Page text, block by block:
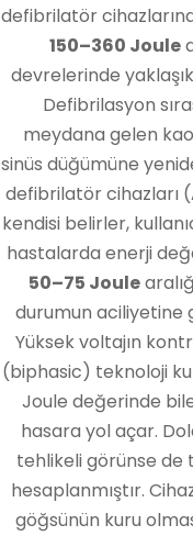
defibrilatör
150–360 Joule
devrelerinde yaklaşık
Defibrilasyon
meydana gelen
sinüs düğümüne
defibrilatör cihazları
kendisi belirler,
hastalarda enerji
50–75 Joule
durumun aciliyetine
Yüksek voltajın
(biphasic) teknoloji
Joule değerinde
hasara yol açar.
tehlikeli görünse de
hesaplanmıştır.
göğsünün kuru